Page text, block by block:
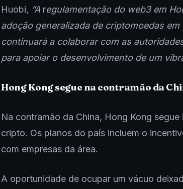
Huobi, “A regulamentação do web3 em
adoção generalizada de criptomoedas em
continuará a colaborar com as
para apoiar o desenvolvimento de um
Hong Kong segue na contramão da
Na contramão da China, Hong Kong
cripto. Os planos do país incluem o
com empresas da área.
A oportunidade de ocupar um vácuo